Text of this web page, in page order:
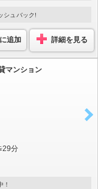
シュバック!
追加 詳細を見る
マンション
29分
！